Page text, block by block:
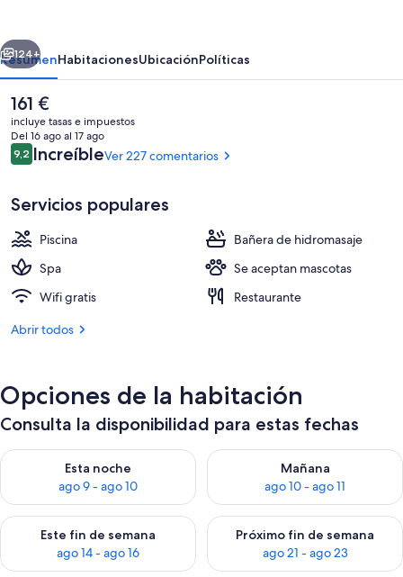
-
Adults
Only
Una piscina al aire libre, sombrillas,
Siguiente
124+
ResumenHabitacionesUbicaciónPolíticas
El
precio
actual
es
de
161 €
incluye tasas e impuestos
Del 16 ago al 17 ago
Comentarios
9,29,2 de 10
IncreíbleVer 227 comentarios
Servicios populares
Piscina
Bañera de hidromasaje
Spa
Se aceptan mascotas
Wifi gratis
Restaurante
Abrir todos
Opciones de la habitación
Consulta la disponibilidad para estas fechas
Esta noche
ago 9 - ago 10
Consulta la disponibilidad para esta noche, ago 9 - ago 10
Mañana
ago 10 - ago 11
Consulta la disponibilidad
Este fin de semana
ago 14 - ago 16
Consulta la disponibilidad para este fin de semana, ago 14 -
Próximo fin de semana
ago 21 - ago 23
Consulta la disponibilidad